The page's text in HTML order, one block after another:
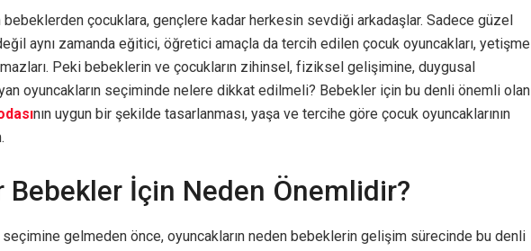
bebeklerden çocuklara, gençlere kadar herkesin sevdiği arkadaşlar. Sadece güzel
aynı zamanda eğitici, öğretici amaçla da tercih edilen çocuk oyuncakları, yetişme
Peki bebeklerin ve çocukların zihinsel, fiziksel gelişimine, duygusal
oyuncakların seçiminde nelere dikkat edilmeli? Bebekler için bu denli önemli olan
nın uygun bir şekilde tasarlanması, yaşa ve tercihe göre çocuk oyuncaklarının
Bebekler İçin Neden Önemlidir?
gelmeden önce, oyuncakların neden bebeklerin gelişim sürecinde bu denli